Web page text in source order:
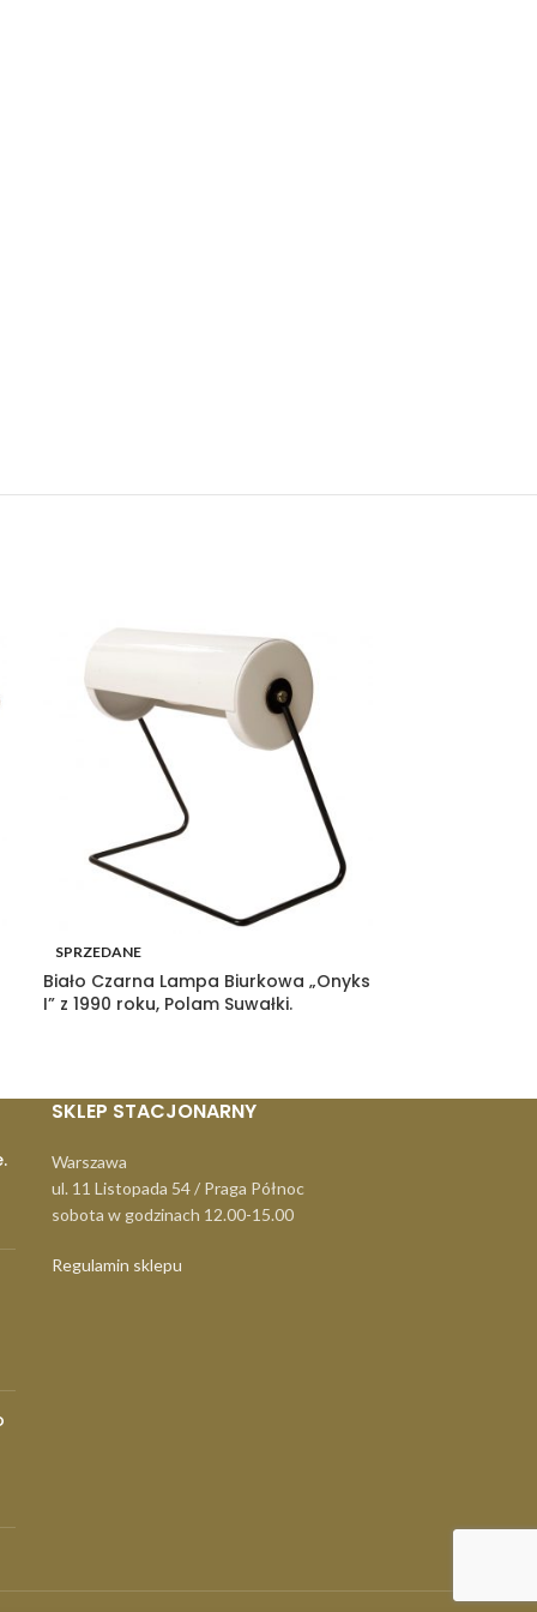
SPRZEDANE
Biało Czarna Lampa Biurkowa „Onyks
I” z 1990 roku, Polam Suwałki.
SKLEP STACJONARNY
Warszawa
ul. 11 Listopada 54 / Praga Północ
sobota w godzinach 12.00-15.00
Regulamin sklepu